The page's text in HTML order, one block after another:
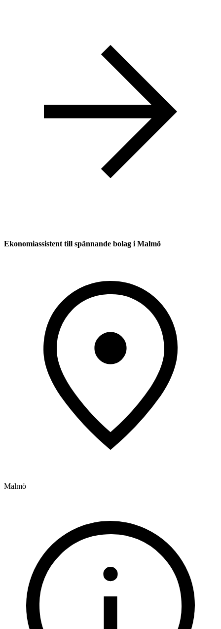
Ekonomiassistent till spännande bolag i Malmö
Malmö